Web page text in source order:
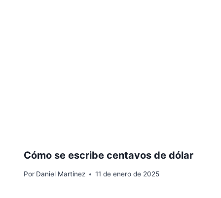
Cómo se escribe centavos de dólar
Por Daniel Martínez 11 de enero de 2025